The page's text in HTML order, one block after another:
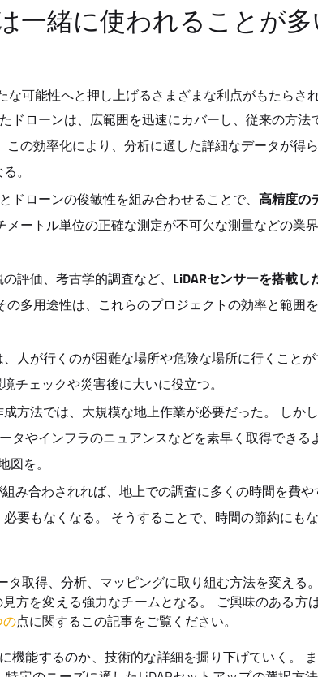
一緒に使われることが
可能性へと押し上げるさまざまな利点がもたらさ
ドローンは、広範囲を迅速にカバーし、従来の方法
の効率化により、分析に適した詳細なデータが得
。
ドローンの俊敏性を組み合わせることで、 高精度の
ートル単位の正確な測定が不可欠な測量などの業
評価、考古学的調査など、 LiDARセンサーを搭載し
の多用途性は、これらのプロジェクトの効率と範囲
、人が行くのが困難な場所や危険な場所に行くことが
チェックや災害後に大いに役立つ。
方法では、大規模な地上作業が必要だった。 しか
タやインフラのニュアンスなどを素早く取得できる
を。
み合わされれば、地上での調査に多くの時間を費
要もなくなる。 そうすることで、時間の節約にもな
取得、分析、マッピングに取り組む方法を変える
方を変える強力なチームとなる。 ご興味のある方は
の点に関するこの記事をご覧ください。
機能するのか、技術的な詳細を掘り下げていく。